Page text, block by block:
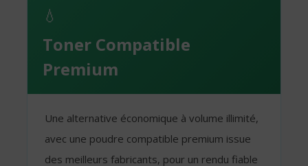
💧
Toner Compatible
Premium
Une alternative économique à volume illimité,
avec une poudre compatible premium issue
des meilleurs fabricants, pour un rendu fiable